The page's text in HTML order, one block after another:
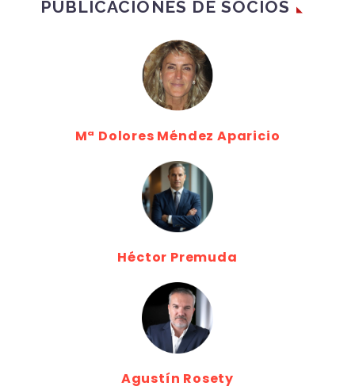
PUBLICACIONES DE SOCIOS
Mª Dolores Méndez Aparicio
Héctor Premuda
Agustín Rosety